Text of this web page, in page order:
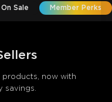
Sale Member Perks
products, now with
savings.